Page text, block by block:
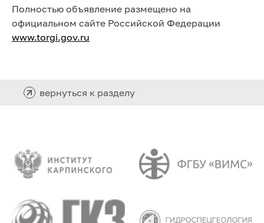
Полностью объявление размещено на
официальном сайте Российской Федерации
www.torgi.gov.ru
вернуться к разделу